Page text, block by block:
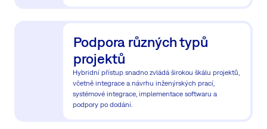
Podpora různých typů
projektů
Hybridní přístup snadno zvládá širokou škálu projektů,
včetně integrace a návrhu inženýrských prací,
systémové integrace, implementace softwaru a
podpory po dodání.